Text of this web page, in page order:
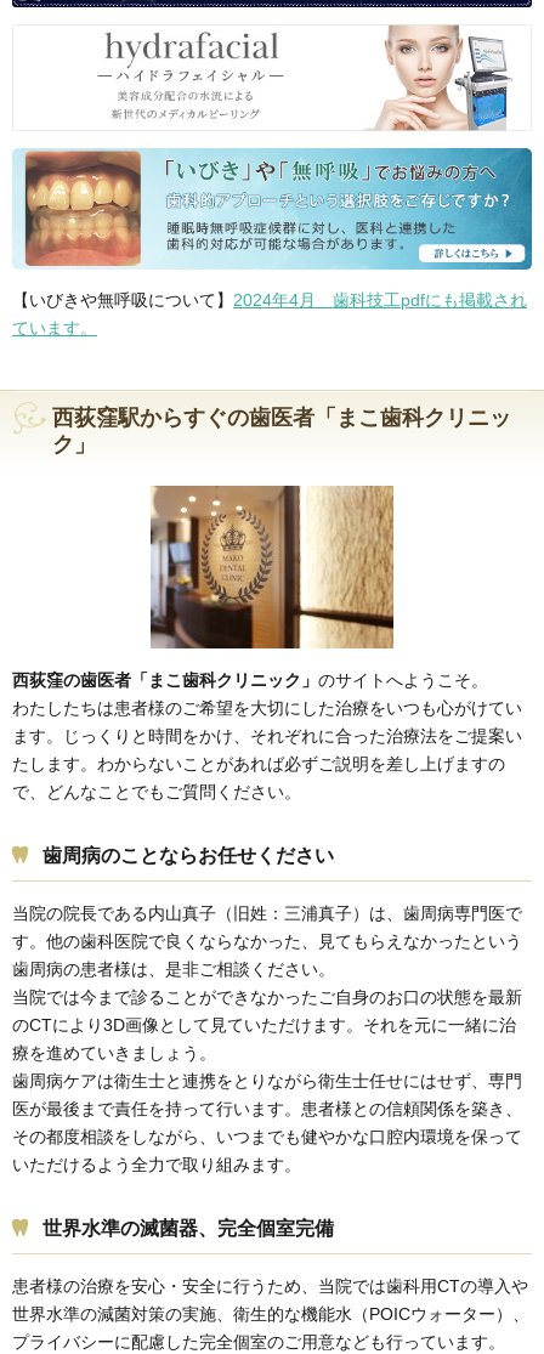
【いびきや無呼吸について】 2024年4月 歯科技工pdfにも掲載され
ています。
西荻窪駅からすぐの歯医者「まこ歯科クリニッ
ク」
西荻窪の歯医者「まこ歯科クリニック」 のサイトへようこそ。
わたしたちは患者様のご希望を大切にした治療をいつも心がけてい
ます。じっくりと時間をかけ、それぞれに合った治療法をご提案い
たします。わからないことがあれば必ずご説明を差し上げますの
で、どんなことでもご質問ください。
歯周病のことならお任せください
当院の院長である内山真子（旧姓：三浦真子）は、歯周病専門医で
す。他の歯科医院で良くならなかった、見てもらえなかったという
歯周病の患者様は、是非ご相談ください。
当院では今まで診ることができなかったご自身のお口の状態を最新
のCTにより3D画像として見ていただけます。それを元に一緒に治
療を進めていきましょう。
歯周病ケアは衛生士と連携をとりながら衛生士任せにはせず、専門
医が最後まで責任を持って行います。患者様との信頼関係を築き、
その都度相談をしながら、いつまでも健やかな口腔内環境を保って
いただけるよう全力で取り組みます。
世界水準の滅菌器、完全個室完備
患者様の治療を安心・安全に行うため、当院では歯科用CTの導入や
世界水準の減菌対策の実施、衛生的な機能水（POICウォーター）、
プライバシーに配慮した完全個室のご用意なども行っています。